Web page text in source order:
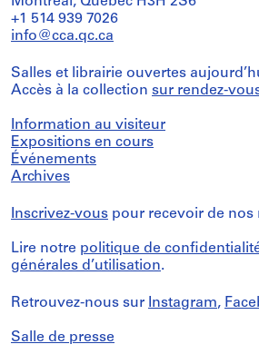
+1 514 939 7026
info@cca.qc.ca
Salles et librairie ouvertes
Accès à la collection sur rendez-
Information au visiteur
Expositions en cours
Événements
Archives
Inscrivez-vous pour recevoir de nos
Lire notre politique de
générales d’utilisation.
Retrouvez-nous sur Instagram,
Salle de presse